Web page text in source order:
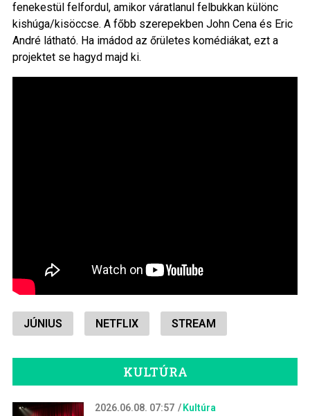
fenekestül felfordul, amikor váratlanul felbukkan különc
kishúga/kisöccse. A főbb szerepekben John Cena és Eric
André látható. Ha imádod az őrületes komédiákat, ezt a
projektet se hagyd majd ki.
JÚNIUS NETFLIX STREAM
KULTÚRA
2026.06.08. 07:57 Kultúra